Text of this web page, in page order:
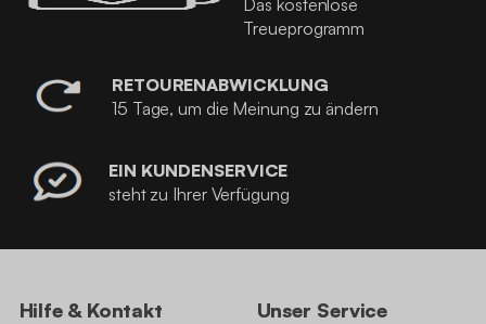
Das kostenlose
Treueprogramm
RETOURENABWICKLUNG
15 Tage, um die Meinung zu ändern
EIN KUNDENSERVICE
steht zu Ihrer Verfügung
Hilfe & Kontakt Unser Service